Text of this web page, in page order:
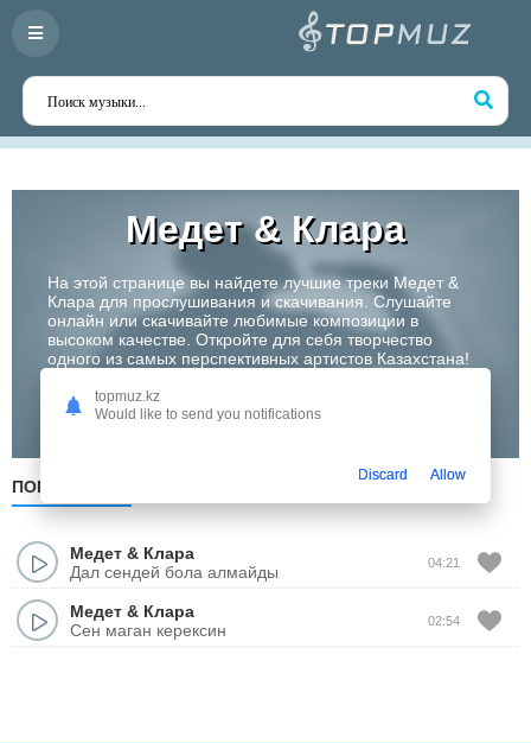
Медет & Клара
На этой странице вы найдете лучшие треки Медет &
Клара для прослушивания и скачивания. Слушайте
онлайн или скачивайте любимые композиции в
высоком качестве. Откройте для себя творчество
одного из самых перспективных артистов Казахстана!
Слушать
ПОПУЛЯРНЫЕ
Медет & Клара
Дал сендей бола алмайды
04:21
Медет & Клара
Сен маган керексин
02:54
topmuz.kz
Would like to send you notifications
Discard Allow